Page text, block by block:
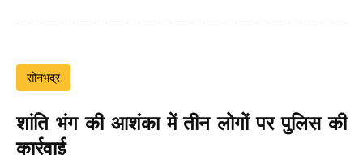
सोनभद्र
शांति भंग की आशंका में तीन लोगों पर पुलिस की
कार्रवाई